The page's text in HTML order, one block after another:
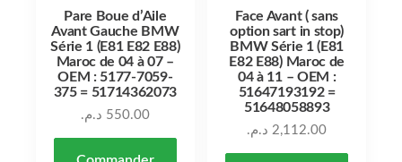
Pare Boue d’Aile
Avant Gauche BMW
Série 1 (E81 E82 E88)
Maroc de 04 à 07 –
OEM : 5177-7059-
375 = 51714362073
550.00 د.م.
Face Avant ( sans
option sart in stop)
BMW Série 1 (E81
E82 E88) Maroc de
04 à 11 – OEM :
51647193192 =
51648058893
2,112.00 د.م.